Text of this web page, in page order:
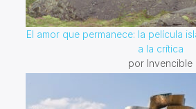
El amor que permanece: la película
a la crítica
por Invencible